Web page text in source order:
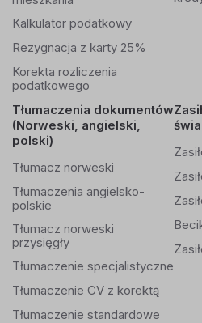
Kalkulator podatkowy
Rezygnacja z karty 25%
Korekta rozliczenia
podatkowego
Tłumaczenia dokumentów
(Norweski, angielski,
polski)
Tłumacz norweski
Tłumaczenia angielsko-
polskie
Tłumacz norweski
przysięgły
Tłumaczenie specjalistyczne
Tłumaczenie CV z korektą
Tłumaczenie standardowe